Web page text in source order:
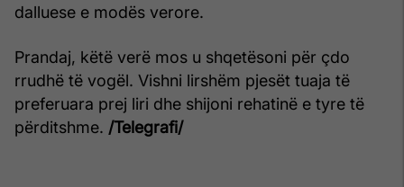
dalluese e modës verore.
Prandaj, këtë verë mos u shqetësoni për çdo
rrudhë të vogël. Vishni lirshëm pjesët tuaja të
preferuara prej liri dhe shijoni rehatinë e tyre të
përditshme. /Telegrafi/